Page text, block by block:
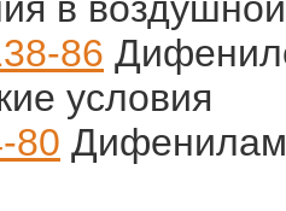
86
условия
80